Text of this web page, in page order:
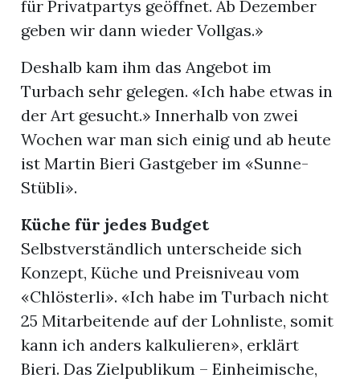
für Privatpartys geöffnet. Ab Dezember
geben wir dann wieder Vollgas.»
Deshalb kam ihm das Angebot im
Turbach sehr gelegen. «Ich habe etwas in
der Art gesucht.» Innerhalb von zwei
Wochen war man sich einig und ab heute
ist Martin Bieri Gastgeber im «Sunne-
Stübli».
Küche für jedes Budget
Selbstverständlich unterscheide sich
Konzept, Küche und Preisniveau vom
«Chlösterli». «Ich habe im Turbach nicht
25 Mitarbeitende auf der Lohnliste, somit
kann ich anders kalkulieren», erklärt
Bieri. Das Zielpublikum – Einheimische,